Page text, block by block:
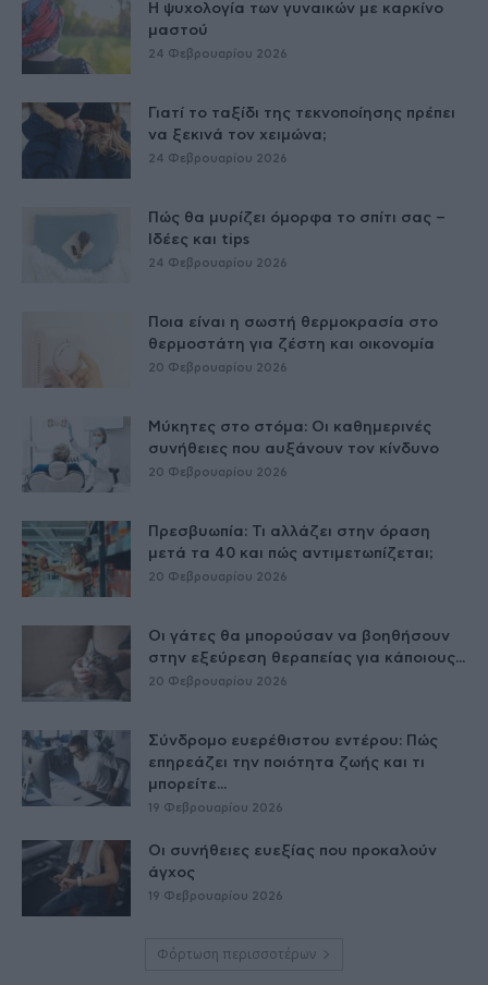
Η ψυχολογία των γυναικών με καρκίνο
μαστού
24 Φεβρουαρίου 2026
Γιατί το ταξίδι της τεκνοποίησης πρέπει
να ξεκινά τον χειμώνα;
24 Φεβρουαρίου 2026
Πώς θα μυρίζει όμορφα το σπίτι σας –
Ιδέες και tips
24 Φεβρουαρίου 2026
Ποια είναι η σωστή θερμοκρασία στο
θερμοστάτη για ζέστη και οικονομία
20 Φεβρουαρίου 2026
Μύκητες στο στόμα: Οι καθημερινές
συνήθειες που αυξάνουν τον κίνδυνο
20 Φεβρουαρίου 2026
Πρεσβυωπία: Τι αλλάζει στην όραση
μετά τα 40 και πώς αντιμετωπίζεται;
20 Φεβρουαρίου 2026
Οι γάτες θα μπορούσαν να βοηθήσουν
στην εξεύρεση θεραπείας για κάποιους...
20 Φεβρουαρίου 2026
Σύνδρομο ευερέθιστου εντέρου: Πώς
επηρεάζει την ποιότητα ζωής και τι
μπορείτε...
19 Φεβρουαρίου 2026
Οι συνήθειες ευεξίας που προκαλούν
άγχος
19 Φεβρουαρίου 2026
Φόρτωση περισσοτέρων